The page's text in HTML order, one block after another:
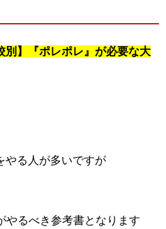
別】『ポレポレ』が必要な大
やる人が多いですが
やるべき参考書となります